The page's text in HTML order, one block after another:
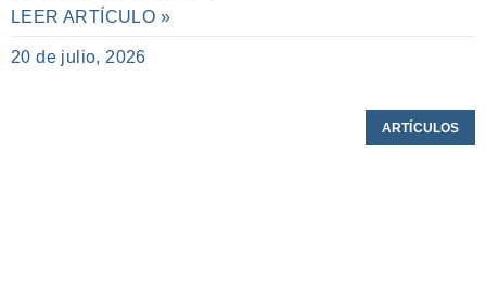
LEER ARTÍCULO »
20 de julio, 2026
ARTÍCULOS